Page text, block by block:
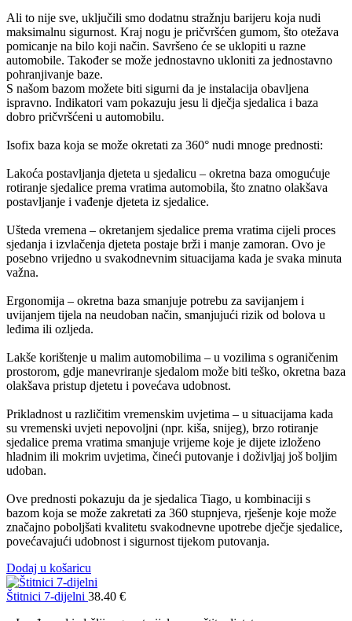
Ali to nije sve, uključili smo dodatnu stražnju barijeru koja nudi
maksimalnu sigurnost. Kraj nogu je pričvršćen gumom, što otežava
pomicanje na bilo koji način. Savršeno će se uklopiti u razne
automobile. Također se može jednostavno ukloniti za jednostavno
pohranjivanje baze.
S našom bazom možete biti sigurni da je instalacija obavljena
ispravno. Indikatori vam pokazuju jesu li dječja sjedalica i baza
dobro pričvršćeni u automobilu.
Isofix baza koja se može okretati za 360° nudi mnoge prednosti:
Lakoća postavljanja djeteta u sjedalicu – okretna baza omogućuje
rotiranje sjedalice prema vratima automobila, što znatno olakšava
postavljanje i vađenje djeteta iz sjedalice.
Ušteda vremena – okretanjem sjedalice prema vratima cijeli proces
sjedanja i izvlačenja djeteta postaje brži i manje zamoran. Ovo je
posebno vrijedno u svakodnevnim situacijama kada je svaka minuta
važna.
Ergonomija – okretna baza smanjuje potrebu za savijanjem i
uvijanjem tijela na neudoban način, smanjujući rizik od bolova u
leđima ili ozljeda.
Lakše korištenje u malim automobilima – u vozilima s ograničenim
prostorom, gdje manevriranje sjedalom može biti teško, okretna baza
olakšava pristup djetetu i povećava udobnost.
Prikladnost u različitim vremenskim uvjetima – u situacijama kada
su vremenski uvjeti nepovoljni (npr. kiša, snijeg), brzo rotiranje
sjedalice prema vratima smanjuje vrijeme koje je dijete izloženo
hladnim ili mokrim uvjetima, čineći putovanje i doživljaj još boljim
udoban.
Ove prednosti pokazuju da je sjedalica Tiago, u kombinaciji s
bazom koja se može zakretati za 360 stupnjeva, rješenje koje može
značajno poboljšati kvalitetu svakodnevne upotrebe dječje sjedalice,
povećavajući udobnost i sigurnost tijekom putovanja.
Dodaj u košaricu
Štitnici 7-dijelni 38.40 €